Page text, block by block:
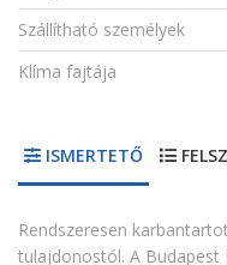
Szállítható személyek
Klíma fajtája
ISMERTETŐ
Rendszeresen
tulajdonostól. A